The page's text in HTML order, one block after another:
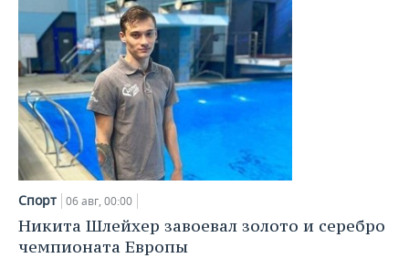
Спорт 06 авг, 00:00
Никита Шлейхер завоевал золото и серебро
чемпионата Европы